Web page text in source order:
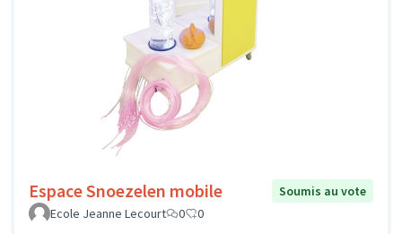
Espace Snoezelen mobile
Soumis au vote
Ecole Jeanne Lecourt
0 0